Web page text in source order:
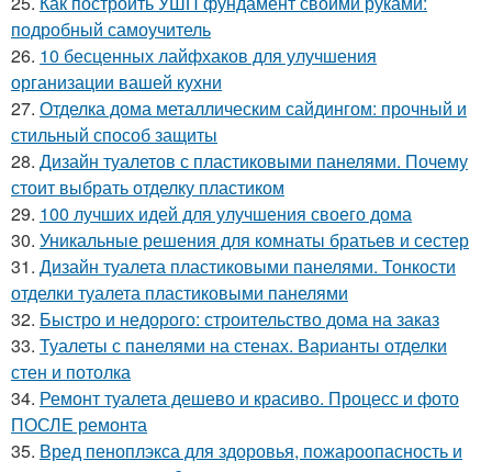
подробный самоучитель
26. 10 бесценных лайфхаков для улучшения
организации вашей кухни
27. Отделка дома металлическим сайдингом: прочный и
стильный способ защиты
28. Дизайн туалетов с пластиковыми панелями. Почему
стоит выбрать отделку пластиком
29. 100 лучших идей для улучшения своего дома
30. Уникальные решения для комнаты братьев и сестер
31. Дизайн туалета пластиковыми панелями. Тонкости
отделки туалета пластиковыми панелями
32. Быстро и недорого: строительство дома на заказ
33. Туалеты с панелями на стенах. Варианты отделки
стен и потолка
34. Ремонт туалета дешево и красиво. Процесс и фото
ПОСЛЕ ремонта
35. Вред пеноплэкса для здоровья, пожароопасность и